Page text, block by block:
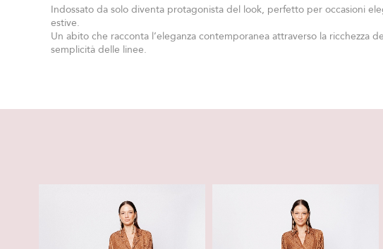
Indossato da solo diventa protagonista del look, perfetto per occasioni
estive.
Un abito che racconta l’eleganza contemporanea attraverso la ricchezza
semplicità delle linee.